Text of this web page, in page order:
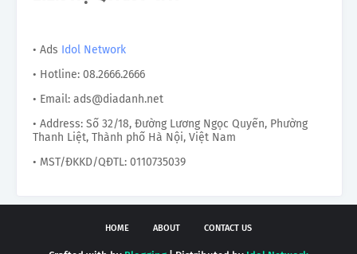
• Ads Idol Network
• Hotline: 08.2666.2666
• Email: ads@diadanh.net
• Address: Số 32/18, Đường Lương Ngọc Quyến, Phường
Thanh Liệt, Thành phố Hà Nội, Việt Nam
• MST/ĐKKD/QĐTL: 0110735039
HOME ABOUT CONTACT US